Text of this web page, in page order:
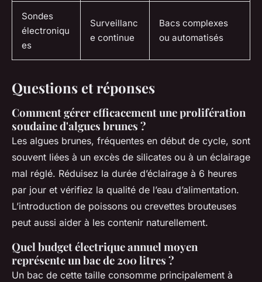
Sondes
électroniqu
es
Surveillanc
e continue
Bacs complexes
ou automatisés
Questions et réponses
Comment gérer efficacement une prolifération
soudaine d'algues brunes ?
Les algues brunes, fréquentes en début de cycle, sont
souvent liées à un excès de silicates ou à un éclairage
mal réglé. Réduisez la durée d’éclairage à 6 heures
par jour et vérifiez la qualité de l’eau d’alimentation.
L’introduction de poissons ou crevettes brouteuses
peut aussi aider à les contenir naturellement.
Quel budget électrique annuel moyen
représente un bac de 200 litres ?
Un bac de cette taille consomme principalement à